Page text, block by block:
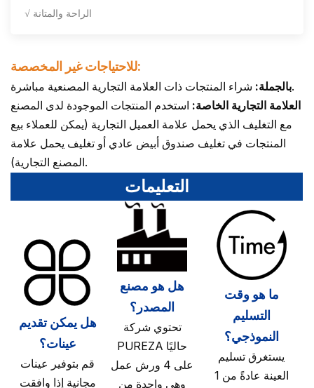
√ الراحة والمتانة
للاحتياجات غير المخصصة:
بالجملة:شراء المنتجات ذات العلامة التجارية المصنعية مباشرة.
العلامة التجارية الخاصة: استخدم المنتجات الموجودة لدى المصنع
مع التغليف الذي يحمل علامة العميل التجارية (يمكن للعملاء بيع
المنتجات في تغليف صندوق أبيض عادي أو تغليف يحمل علامة
المصنع التجارية).
التعليمات
هل يمكن تقديم
عينات؟
قم بتوفير عينات
مجانية إذا وافقت
هل هو مصنع
المصدر؟
تحتوي شركة
PUREZA حاليًا
على 4 ورش عمل
وهي واحدة من
ما هو وقت
التسليم
النموذجي؟
يستغرق تسليم
العينة عادةً من 1